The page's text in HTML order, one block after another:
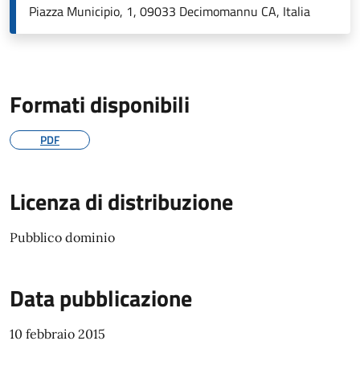
Piazza Municipio, 1, 09033 Decimomannu CA, Italia
Formati disponibili
PDF
Licenza di distribuzione
Pubblico dominio
Data pubblicazione
10 febbraio 2015